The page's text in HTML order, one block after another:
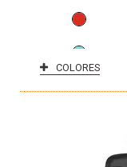
COLORES